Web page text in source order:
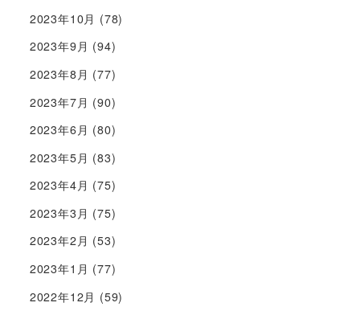
2023年10月 (78)
2023年9月 (94)
2023年8月 (77)
2023年7月 (90)
2023年6月 (80)
2023年5月 (83)
2023年4月 (75)
2023年3月 (75)
2023年2月 (53)
2023年1月 (77)
2022年12月 (59)